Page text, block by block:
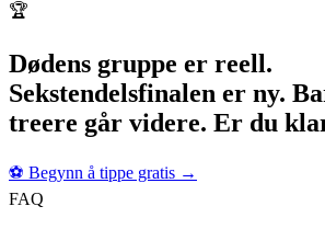
🏆
Dødens gruppe er reell.
Sekstendelsfinalen er ny.
treere går videre. Er du
⚽ Begynn å tippe gratis →
FAQ